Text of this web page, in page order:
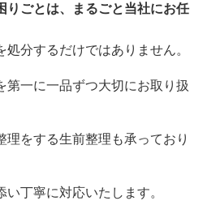
りごとは、まるごと当社にお任
分するだけではありません。
第一に一品ずつ大切にお取り扱
理をする生前整理も承っており
丁寧に対応いたします。